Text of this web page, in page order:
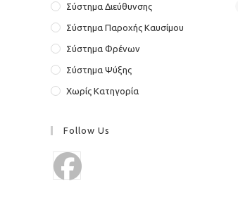
Σύστημα Διεύθυνσης
Σύστημα Παροχής Καυσίμου
Σύστημα Φρένων
Σύστημα Ψύξης
Χωρίς Κατηγορία
Follow Us